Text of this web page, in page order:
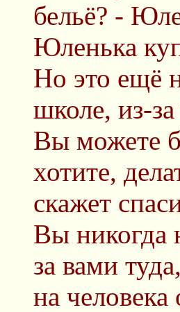
бельё? -
Юленька
Но это ещё
школе, из-
Вы можете
хотите,
скажет
Вы никогда
за вами
на